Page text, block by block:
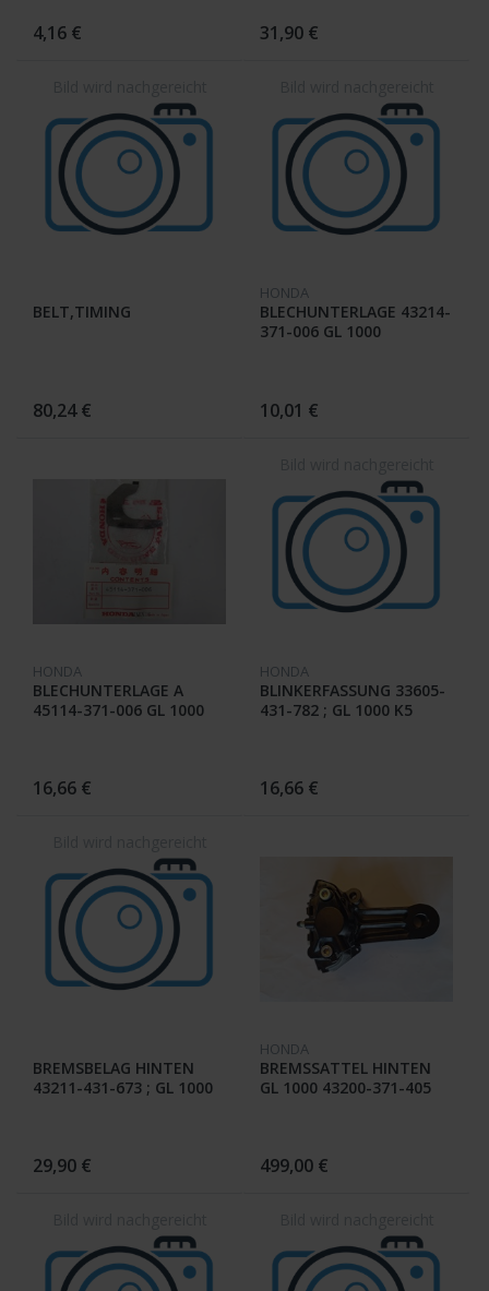
4,16 € 31,90 €
BELT,TIMING
80,24 €
HONDA
BLECHUNTERLAGE 43214-
371-006 GL 1000
10,01 €
HONDA
BLECHUNTERLAGE A
45114-371-006 GL 1000
16,66 €
HONDA
BLINKERFASSUNG 33605-
431-782 ; GL 1000 K5
16,66 €
BREMSBELAG HINTEN
43211-431-673 ; GL 1000
29,90 €
HONDA
BREMSSATTEL HINTEN
GL 1000 43200-371-405
499,00 €